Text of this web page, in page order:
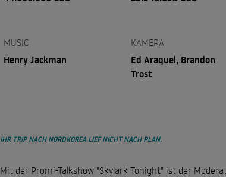
MUSIC
Henry Jackman
KAMERA
Ed Araquel, Brandon
Trost
IHR TRIP NACH NORDKOREA LIEF NICHT NACH PLAN.
Mit der Promi-Talkshow "Skylark Tonight" ist der